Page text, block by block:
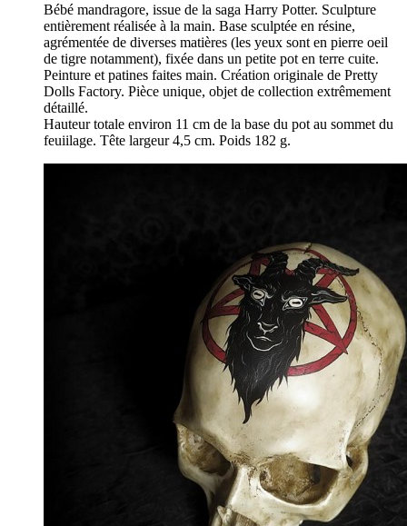
Bébé mandragore, issue de la saga Harry Potter. Sculpture
entièrement réalisée à la main. Base sculptée en résine,
agrémentée de diverses matières (les yeux sont en pierre oeil
de tigre notamment), fixée dans un petite pot en terre cuite.
Peinture et patines faites main. Création originale de Pretty
Dolls Factory. Pièce unique, objet de collection extrêmement
détaillé.
Hauteur totale environ 11 cm de la base du pot au sommet du
feuiilage. Tête largeur 4,5 cm. Poids 182 g.